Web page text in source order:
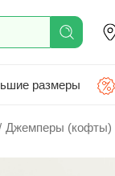
размеры
Джемперы (кофты)